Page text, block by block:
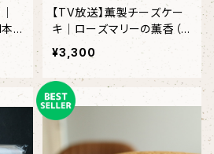
本
【TV放送】薫製チーズケー
キ｜ローズマリーの薫香（1
本入り）
¥3,300